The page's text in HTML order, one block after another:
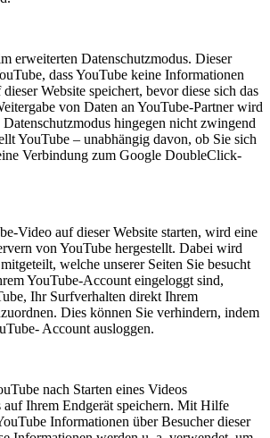
erweiterten Datenschutzmodus. Dieser
dass YouTube keine Informationen
Website speichert, bevor diese sich das
von Daten an YouTube-Partner wird
hingegen nicht zwingend
YouTube – unabhängig davon, ob Sie sich
Verbindung zum Google DoubleClick-
Video auf dieser Website starten, wird eine
von YouTube hergestellt. Dabei wird
welche unserer Seiten Sie besucht
YouTube-Account eingeloggt sind,
Ihr Surfverhalten direkt Ihrem
Dies können Sie verhindern, indem
Account ausloggen.
nach Starten eines Videos
auf Ihrem Endgerät speichern. Mit Hilfe
Informationen über Besucher dieser